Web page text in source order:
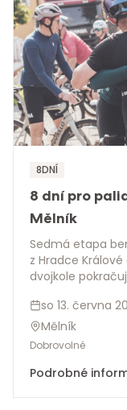
8DNÍ
8 dní pro
Mělník
Sedmá etapa
z Hradce
dvojkole
vybrat 2 miliony
setkání na faře,
přidejte na
so 13. června
Mělník
Dobrovolné
Podrobné